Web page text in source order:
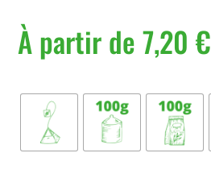
À partir de7,20€